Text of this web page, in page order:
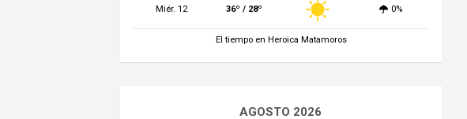
Miér. 12 36º / 28º 0%
El tiempo en Heroica Matamoros
AGOSTO 2026